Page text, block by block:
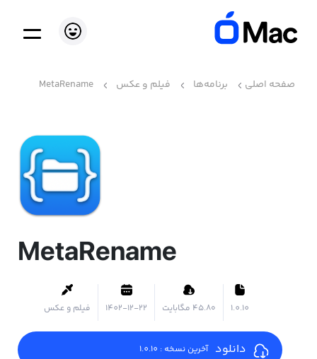
صفحه اصلی برنامه‌ها فیلم و عکس MetaRename
MetaRename
1.0.10 ۴۵.۸۰ مگابایت 1402-12-22 فیلم و عکس
دانلود آخرین نسخه : 1.0.10